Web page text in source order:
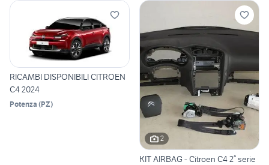
RICAMBI DISPONIBILI CITROEN
C4 2024
Potenza (PZ)
2
KIT AIRBAG - Citroen C4 2° serie